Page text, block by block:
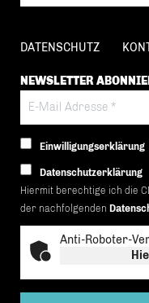
DATENSCHUTZ
NEWSLETTER
Einwilligungserklärung
Datenschutzerklärung
Hiermit berechtige ich die
der nachfolgenden
Anti-Roboter-